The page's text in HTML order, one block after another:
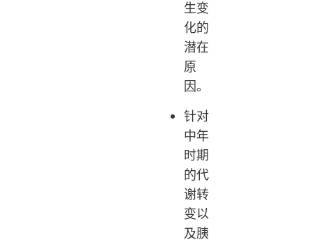
生变
化的
潜在
原
因。
针对
中年
时期
的代
谢转
变以
及胰